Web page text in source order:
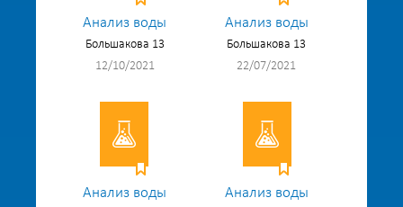
Анализ воды
Большакова 13
12/10/2021
Анализ воды
Большакова 13
22/07/2021
Анализ воды Анализ воды